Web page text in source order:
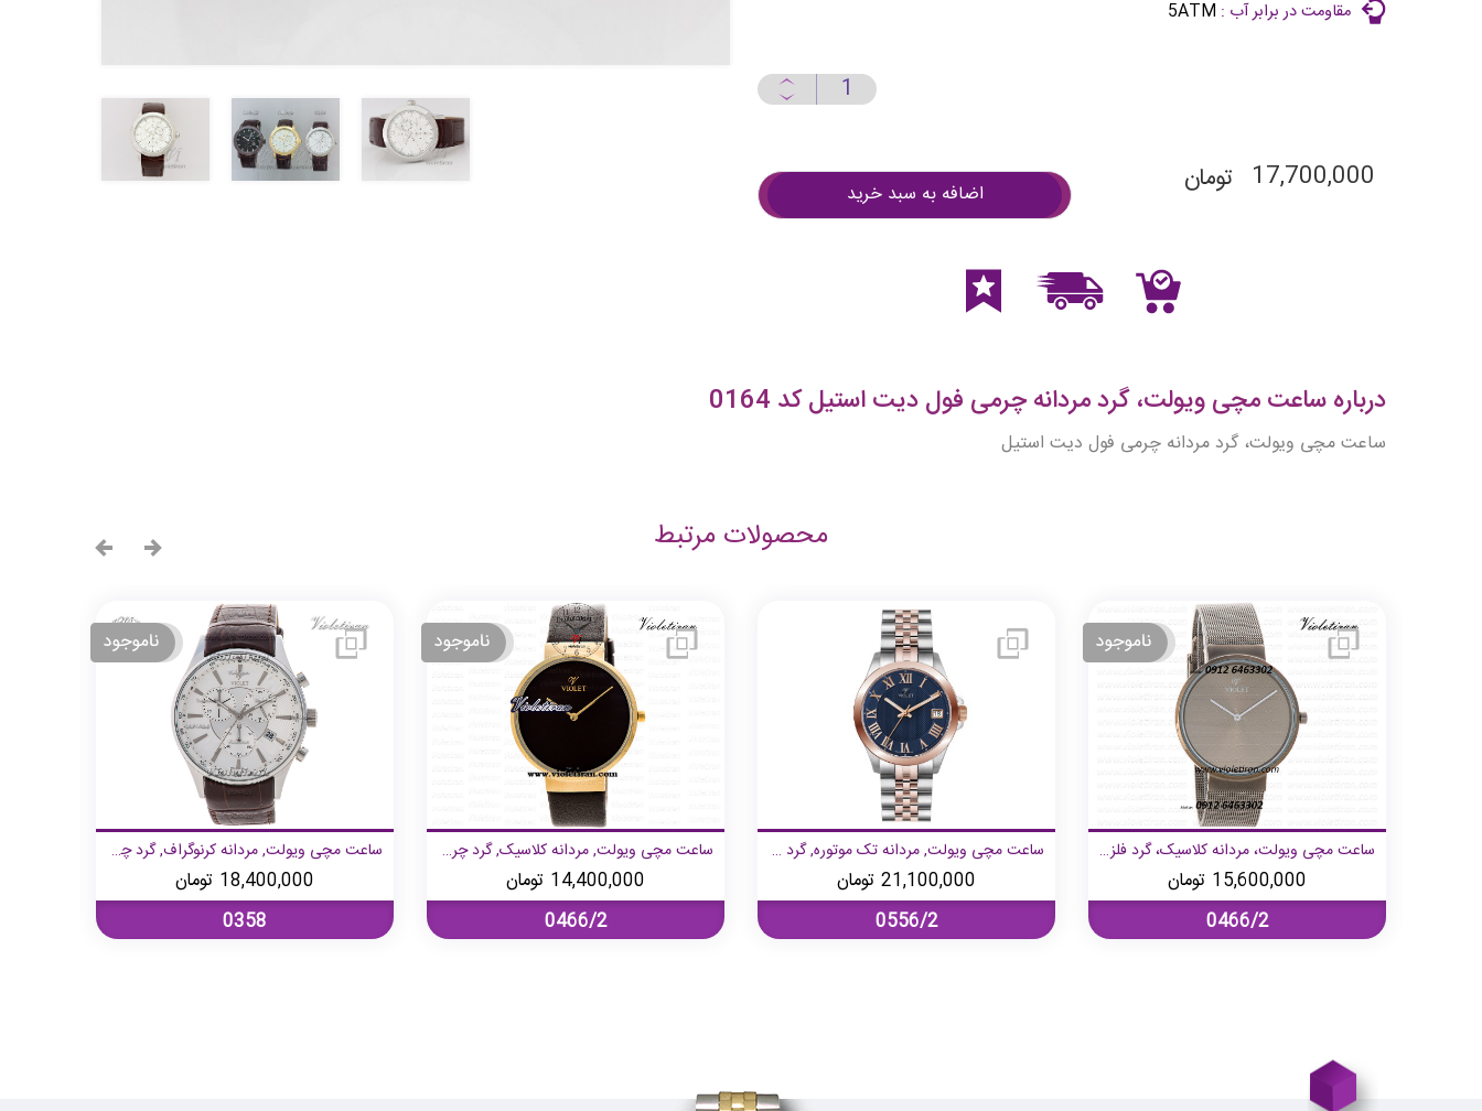
مقاومت در برابر آب : 5ATM
17,700,000 تومان اضافه به سبد خرید
درباره ساعت مچی ویولت، گرد مردانه چرمی فول دیت استیل کد 0164
ساعت مچی ویولت، گرد مردانه چرمی فول دیت استیل
محصولات مرتبط
ساعت مچی ویولت, مردانه کرنوگراف, گرد چرمی, استیل صفحه سفید,
18,400,000 تومان
0358
ساعت مچی ویولت, مردانه کلاسیک, گرد چرمی, طلایی صفحه مشکی,
14,400,000 تومان
0466/2
ساعت مچی ویولت, مردانه تک موتوره, گرد فلزی, دورنگ رزگلد صفحه سرمه ای
21,100,000 تومان
0556/2
ساعت مچی ویولت، مردانه کلاسیک، گرد فلزی، طوسی صفحه طوسی
15,600,000 تومان
0466/2